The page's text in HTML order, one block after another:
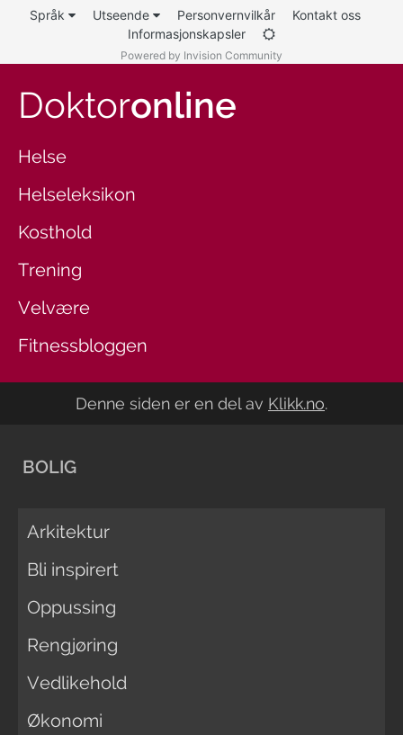
Språk Utseende Personvernvilkår
Kontakt oss
Informasjonskapsler
Powered by Invision Community
Doktoronline
Helse
Helseleksikon
Kosthold
Trening
Velvære
Fitnessbloggen
Denne siden er en del av Klikk.no.
BOLIG
Arkitektur
Bli inspirert
Oppussing
Rengjøring
Vedlikehold
Økonomi